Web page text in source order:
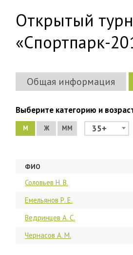
Открытый
«Спортпарк-
Общая информация
Выберите категорию и
М Ж ММ 35+
ФИО
Соловьев Н. В.
Емельянов Р. Е.
Ведринцев А. С.
Чернасов А. М.